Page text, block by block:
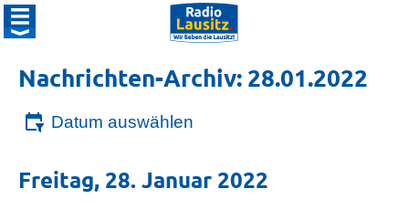
Nachrichten-Archiv: 28.01.2022
Datum auswählen
Freitag, 28. Januar 2022